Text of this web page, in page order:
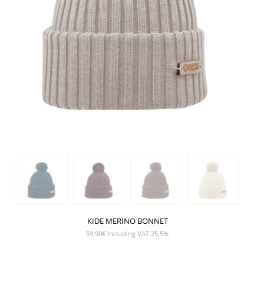
KIDE MERINO BONNET
59,90€ Including VAT 25,5%